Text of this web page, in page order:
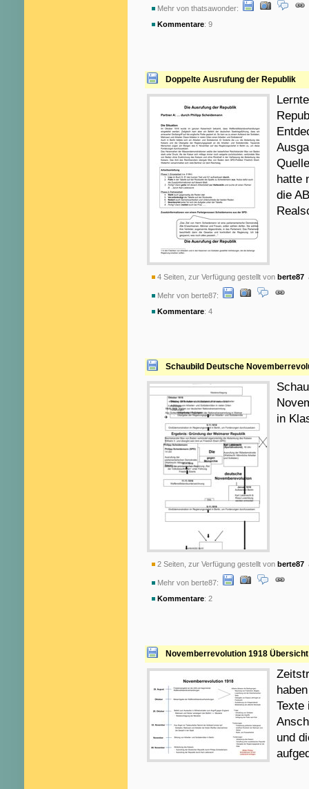
Mehr von thatsawonder:
Kommentare: 9
Doppelte Ausrufung der Republik
hatte
die
4 Seiten, zur Verfügung gestellt von berte87
Mehr von berte87:
Kommentare: 4
Schaubild Deutsche
in
2 Seiten, zur Verfügung gestellt von berte87
Mehr von berte87:
Kommentare: 2
Novemberrevolution 1918 Übersicht
Texte
und